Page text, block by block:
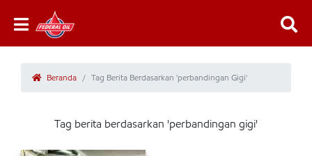
Beranda Tag Berita Berdasarkan 'perbandingan Gigi'
Tag berita berdasarkan 'perbandingan gigi'